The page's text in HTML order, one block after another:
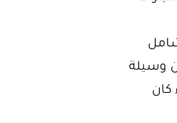
الشامل
البحث عن وسيلة
كان